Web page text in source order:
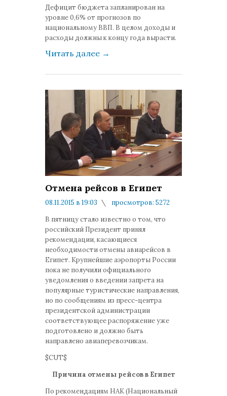
Дефицит бюджета запланирован на
уровне 0,6% от прогнозов по
национальному ВВП. В целом доходы и
расходы должны к концу года вырасти.
Читать далее →
Отмена рейсов в Египет
08.11.2015 в 19:03
просмотров: 5272
В пятницу стало известно о том, что
российский Президент принял
рекомендации, касающиеся
необходимости отмены авиарейсов в
Египет. Крупнейшие аэропорты России
пока не получили официального
уведомления о введении запрета на
популярные туристические направления,
но по сообщениям из пресс-центра
президентской администрации
соответствующее распоряжение уже
подготовлено и должно быть
направлено авиаперевозчикам.
$CUT$
Причина отмены рейсов в Египет
По рекомендациям НАК (Национальный